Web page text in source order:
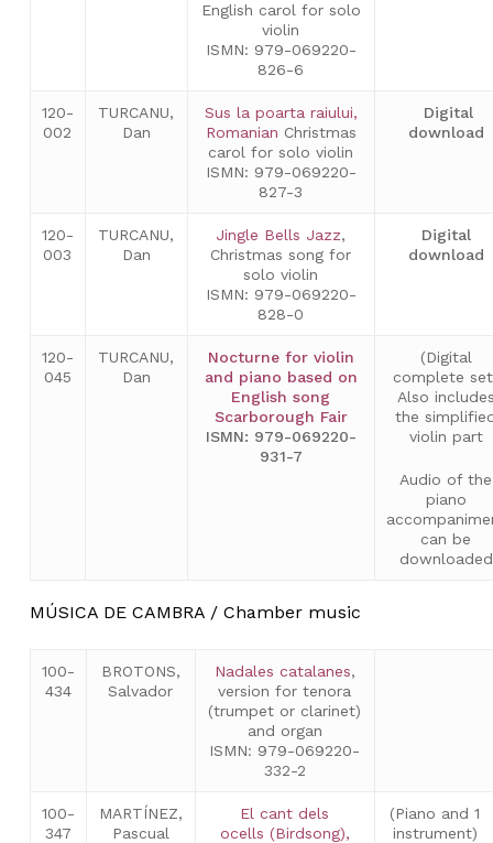
English carol for solo
violin
ISMN: 979-069220-
826-6
120-
002
TURCANU,
Dan
Sus la poarta raiului,
Romanian Christmas
carol for solo violin
ISMN: 979-069220-
827-3
Digital
download
120-
003
TURCANU,
Dan
Jingle Bells Jazz,
Christmas song for
solo violin
ISMN: 979-069220-
828-0
Digital
download
120-
045
TURCANU,
Dan
Nocturne for violin
and piano based on
English song
Scarborough Fair
ISMN: 979-069220-
931-7
(Digital
complete
Also
the
violin part
Audio of the
piano
can be
downloaded
MÚSICA DE CAMBRA / Chamber music
100-
434
BROTONS,
Salvador
Nadales catalanes,
version for tenora
(trumpet or clarinet)
and organ
ISMN: 979-069220-
332-2
100-
347
MARTÍNEZ,
Pascual
El cant dels
ocells (Birdsong),
(Piano and 1
instrument)